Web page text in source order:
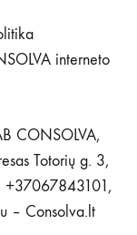
interneto
CONSOLVA,
Totorių g. 3,
+37067843101,
– Consolva.lt